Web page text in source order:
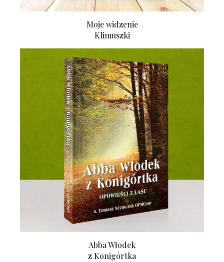
Moje widzenie
Klimuszki
Abba Włodek
z Konigórtka